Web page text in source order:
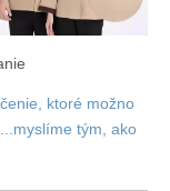
ktoré možno
tým, ako